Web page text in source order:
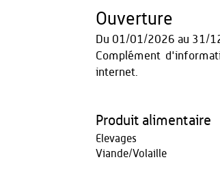
Ouverture
Du 01/01/2026 au 31/
Complément
internet.
Produit alimentaire
Elevages
Viande/Volaille